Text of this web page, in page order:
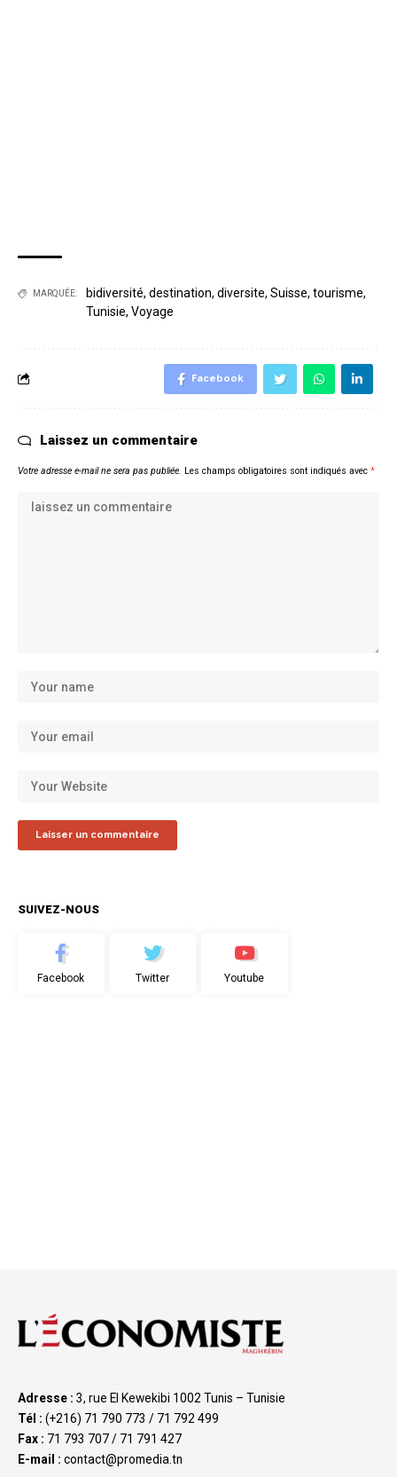
MARQUÉE: bidiversité, destination, diversite, Suisse, tourisme,
Tunisie, Voyage
Facebook
Laissez un commentaire
Votre adresse e-mail ne sera pas publiée. Les champs obligatoires sont indiqués avec *
SUIVEZ-NOUS
Facebook Twitter Youtube
Adresse : 3, rue El Kewekibi 1002 Tunis – Tunisie
Tél : (+216) 71 790 773 / 71 792 499
Fax : 71 793 707 / 71 791 427
E-mail : contact@promedia.tn